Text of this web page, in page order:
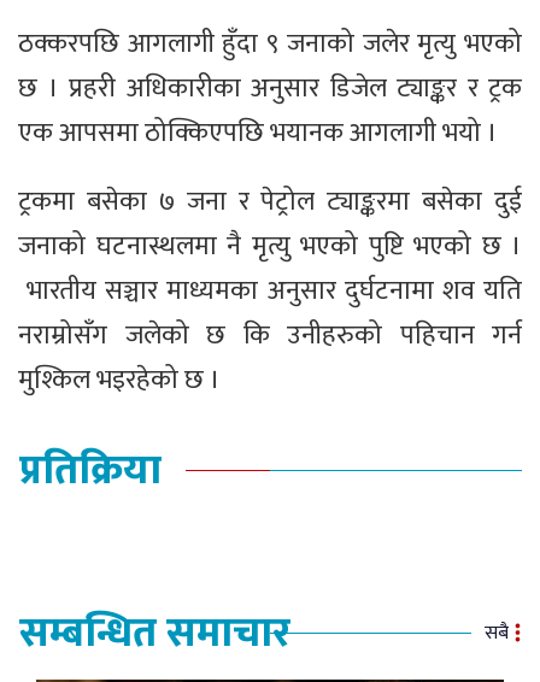
ठक्करपछि आगलागी हुँदा ९ जनाको जलेर मृत्यु भएको
छ । प्रहरी अधिकारीका अनुसार डिजेल ट्याङ्कर र ट्रक
एक आपसमा ठोक्किएपछि भयानक आगलागी भयो ।
ट्रकमा बसेका ७ जना र पेट्रोल ट्याङ्करमा बसेका दुई
जनाको घटनास्थलमा नै मृत्यु भएको पुष्टि भएको छ ।
भारतीय सञ्चार माध्यमका अनुसार दुर्घटनामा शव यति
नराम्रोसँग जलेको छ कि उनीहरुको पहिचान गर्न
मुश्किल भइरहेको छ ।
प्रतिक्रिया
सम्बन्धित समाचार सबै